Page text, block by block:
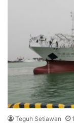
Teguh Setiawan